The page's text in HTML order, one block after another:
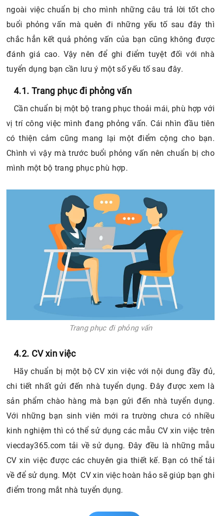
ngoài việc chuẩn bị cho mình những câu trả lời tốt cho
buổi phỏng vấn mà quên đi những yếu tố sau đây thì
chắc hẳn kết quả phỏng vấn của bạn cũng không được
đánh giá cao. Vậy nên để ghi điểm tuyệt đối với nhà
tuyển dụng bạn cần lưu ý một số yếu tố sau đây.
4.1. Trang phục đi phỏng vấn
Cần chuẩn bị một bộ trang phục thoải mái, phù hợp với
vị trí công việc mình đang phỏng vấn. Cái nhìn đầu tiên
có thiện cảm cũng mang lại một điểm cộng cho bạn.
Chình vì vậy mà trước buổi phỏng vấn nên chuẩn bị cho
mình một bộ trang phục phù hợp.
Trang phục đi phỏng vấn
4.2. CV xin việc
Hãy chuẩn bị một bộ CV xin việc với nội dung đầy đủ,
chi tiết nhất gửi đến nhà tuyển dụng. Đây được xem là
sản phẩm chào hàng mà bạn gửi đến nhà tuyển dụng.
Với những bạn sinh viên mới ra trường chưa có nhiều
kinh nghiệm thì có thể sử dụng các mẫu CV xin việc trên
viecday365.com tải về sử dụng. Đây đều là những mẫu
CV xin việc được các chuyên gia thiết kế. Bạn có thể tải
về để sử dụng. Một CV xin việc hoàn hảo sẽ giúp bạn ghi
điểm trong mắt nhà tuyển dụng.